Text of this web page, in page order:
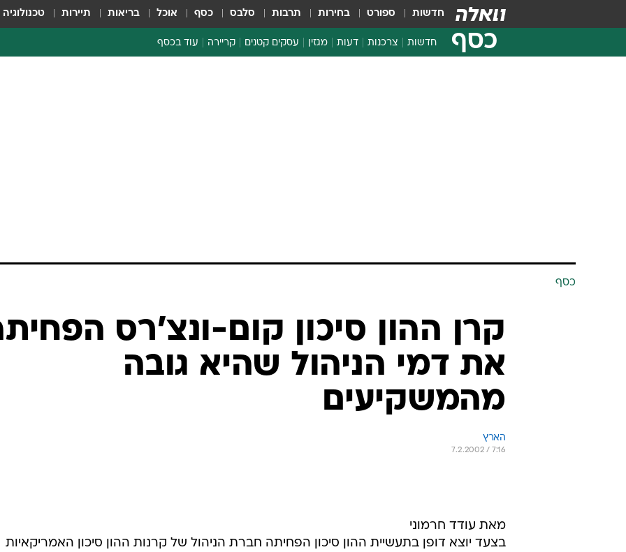
חדשות ספורט בחירות תרבות סלבס כסף אוכל בריאות תיירות טכנולוגיה
כסף חדשות צרכנות דעות מגזין עסקים קטנים קריירה עוד בכסף
כסף
קרן ההון סיכון קום-ונצ'רס
את דמי הניהול שהיא גובה
מהמשקיעים
הארץ
7.2.2002 / 7:16
מאת עודד חרמוני
בצעד יוצא דופן בתעשיית ההון סיכון הפחיתה חברת הניהול של קרנות ההון סיכון האמריקאיות